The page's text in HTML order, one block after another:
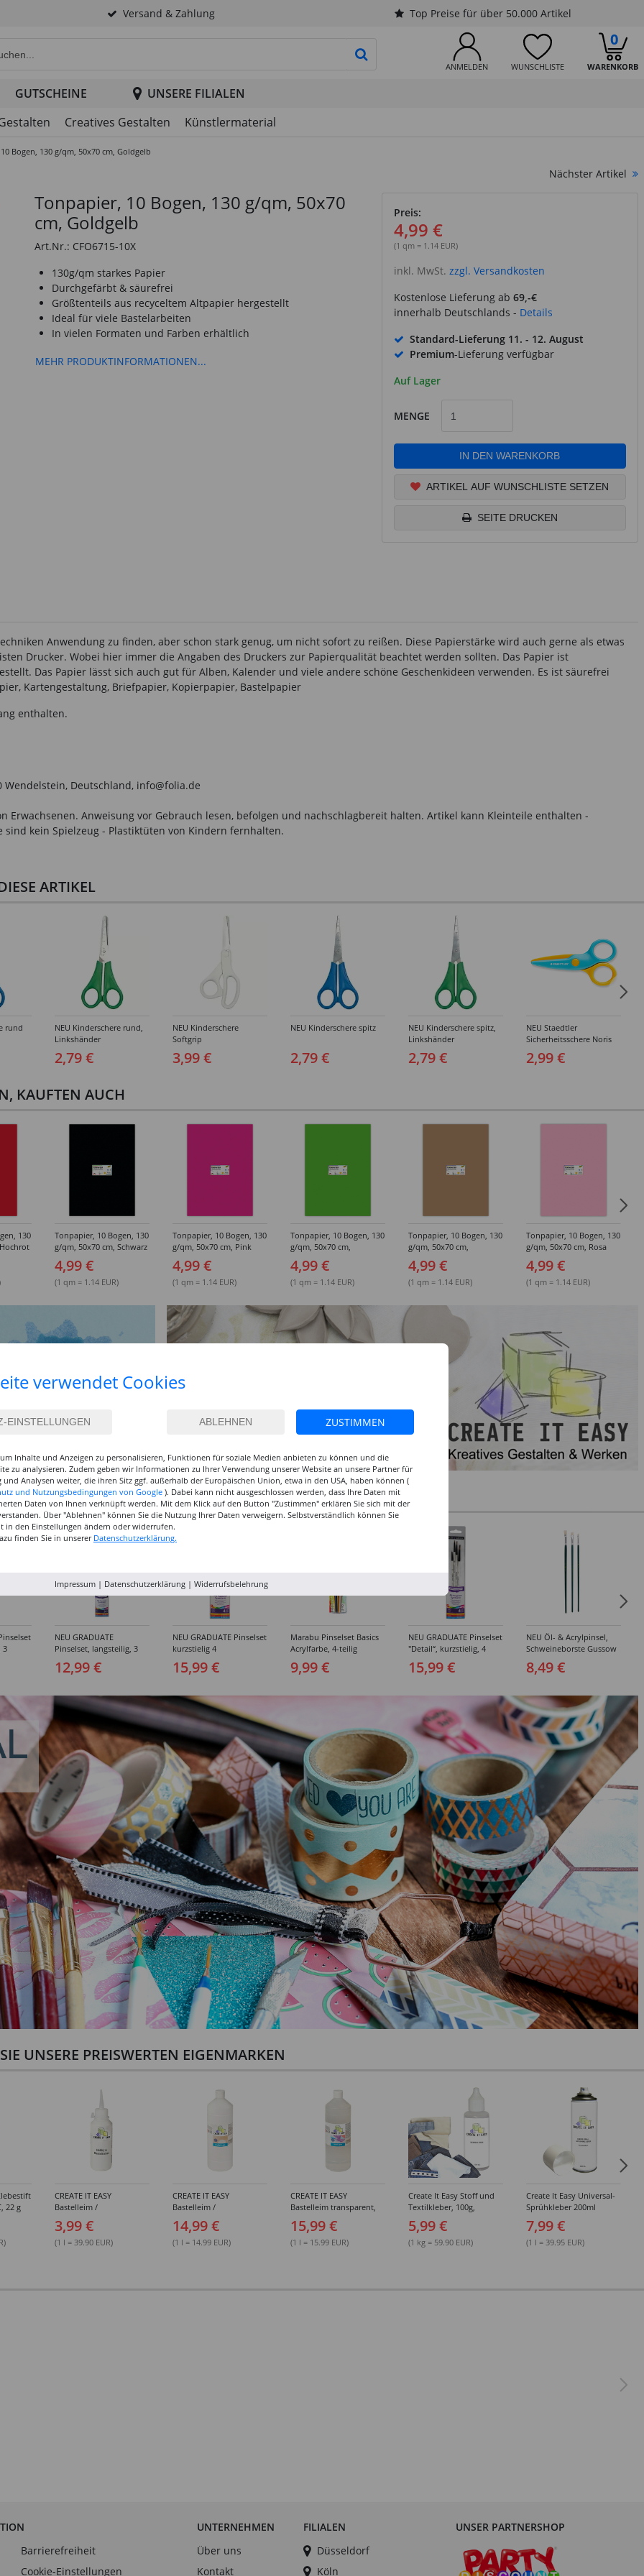
Versand & Zahlung Top Preise für über 50.000 Artikel
ANMELDEN WUNSCHLISTE WARENKORB
0
PRODUKTSUCHE STARTEN
GUTSCHEINE
UNSERE FILIALEN
Creatives Gestalten Künstlermaterial
Bogen, 130 g/qm, 50x70 cm, Goldgelb
Nächster Artikel
Tonpapier, 10 Bogen, 130 g/qm, 50x70
cm, Goldgelb
Art.Nr.: CFO6715-10X
130g/qm starkes Papier
Durchgefärbt & säurefrei
Größtenteils aus recyceltem Altpapier hergestellt
Ideal für viele Bastelarbeiten
In vielen Formaten und Farben erhältlich
MEHR PRODUKTINFORMATIONEN...
Preis:
4,99 €
(1 qm = 1.14 EUR)
inkl. MwSt. zzgl. Versandkosten
Kostenlose Lieferung ab 69,-€
innerhalb Deutschlands - Details
Standard-Lieferung 11. - 12. August
Premium-Lieferung verfügbar
Auf Lager
MENGE
IN DEN WARENKORB
ARTIKEL AUF WUNSCHLISTE SETZEN
SEITE DRUCKEN
Anwendung zu finden, aber schon stark genug, um nicht sofort zu reißen. Diese Papierstärke wird auch gerne als etwas
Drucker. Wobei hier immer die Angaben des Druckers zur Papierqualität beachtet werden sollten. Das Papier ist
Das Papier lässt sich auch gut für Alben, Kalender und viele andere schöne Geschenkideen verwenden. Es ist säurefrei
Kartengestaltung, Briefpapier, Kopierpapier, Bastelpapier
enthalten.
Deutschland, info@folia.de
Anweisung vor Gebrauch lesen, befolgen und nachschlagbereit halten. Artikel kann Kleinteile enthalten -
kein Spielzeug - Plastiktüten von Kindern fernhalten.
ARTIKEL
rund
NEU Kinderschere rund,
Linkshänder
2,79 €
NEU Kinderschere
Softgrip
3,99 €
NEU Kinderschere spitz
2,79 €
NEU Kinderschere spitz,
Linkshänder
2,79 €
NEU Staedtler
Sicherheitsschere Noris
Junior
2,99 €
KAUFTEN AUCH
130
Tonpapier, 10 Bogen, 130
g/qm, 50x70 cm, Schwarz
4,99 €
(1 qm = 1.14 EUR)
Tonpapier, 10 Bogen, 130
g/qm, 50x70 cm, Pink
4,99 €
(1 qm = 1.14 EUR)
Tonpapier, 10 Bogen, 130
g/qm, 50x70 cm,
Grasgrün
4,99 €
(1 qm = 1.14 EUR)
Tonpapier, 10 Bogen, 130
g/qm, 50x70 cm,
Rehbraun
4,99 €
(1 qm = 1.14 EUR)
Tonpapier, 10 Bogen, 130
g/qm, 50x70 cm, Rosa
4,99 €
(1 qm = 1.14 EUR)
3
NEU GRADUATE
Pinselset, langsteilig, 3
12,99 €
NEU GRADUATE Pinselset
kurzstielig 4
15,99 €
Marabu Pinselset Basics
Acrylfarbe, 4-teilig
9,99 €
NEU GRADUATE Pinselset
"Detail“, kurzstielig, 4
15,99 €
NEU Öl- & Acrylpinsel,
Schweineborste Gussow
8,49 €
UNSERE PREISWERTEN EIGENMARKEN
22 g
CREATE IT EASY
Bastelleim /
Buchbinderleim, 100 ml
3,99 €
(1 l = 39.90 EUR)
CREATE IT EASY
Bastelleim /
Buchbinderleim, 1000 ml
14,99 €
(1 l = 14.99 EUR)
CREATE IT EASY
Bastelleim transparent,
ohne Lösungsmittel,
1000 ml
15,99 €
(1 l = 15.99 EUR)
Create It Easy Stoff und
Textilkleber, 100g,
Kunststoffflasche mit
Maldüse
5,99 €
(1 kg = 59.90 EUR)
Create It Easy Universal-
Sprühkleber 200ml
(permanent)
7,99 €
(1 l = 39.95 EUR)
Barrierefreiheit
Cookie-Einstellungen
UNTERNEHMEN
Über uns
Kontakt
FILIALEN
Düsseldorf
Köln
UNSER PARTNERSHOP
verwendet Cookies
ZUSTIMMEN
Inhalte und Anzeigen zu personalisieren, Funktionen für soziale Medien anbieten zu können und die
zu analysieren. Zudem geben wir Informationen zu Ihrer Verwendung unserer Website an unsere Partner für
und Analysen weiter, die ihren Sitz ggf. außerhalb der Europäischen Union, etwa in den USA, haben können (
und Nutzungsbedingungen von Google ). Dabei kann nicht ausgeschlossen werden, dass Ihre Daten mit
Daten von Ihnen verknüpft werden. Mit dem Klick auf den Button "Zustimmen" erklären Sie sich mit der
Über "Ablehnen" können Sie die Nutzung Ihrer Daten verweigern. Selbstverständlich können Sie
in den Einstellungen ändern oder widerrufen.
finden Sie in unserer Datenschutzerklärung.
Impressum| Datenschutzerklärung| Widerrufsbelehrung